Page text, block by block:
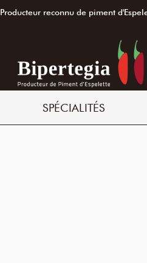
Producteur reconnu de piment
SPÉCIALITÉS